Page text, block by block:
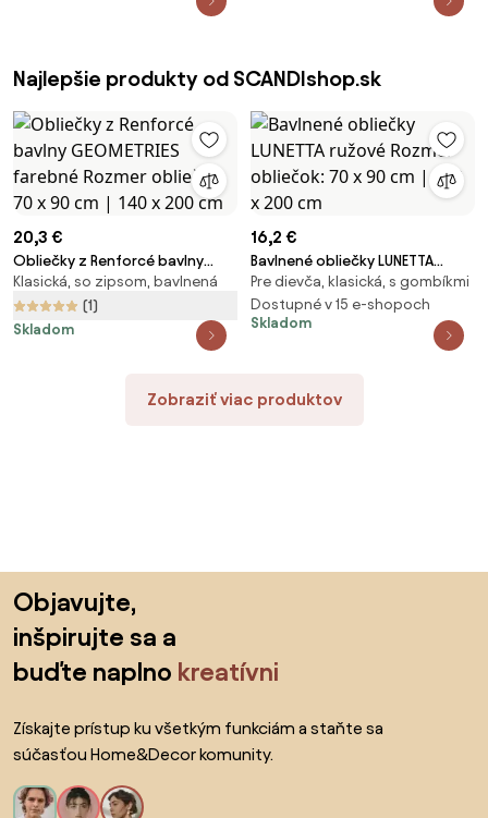
Najlepšie produkty od SCANDIshop.sk
20,3 €
Obliečky z Renforcé bavlny
GEOMETRIES farebné Rozmer
obliečok: 70 x 90 cm | 140 x 200
cm
Klasická, so zipsom, bavlnená
(1)
Skladom
16,2 €
Bavlnené obliečky LUNETTA
ružové Rozmer obliečok: 70 x
90 cm | 140 x 200 cm
Pre dievča, klasická, s gombíkmi
Dostupné v 15 e-shopoch
Skladom
Zobraziť viac produktov
Objavujte,
inšpirujte sa a
buďte naplno kreatívni
Získajte prístup ku všetkým funkciám a staňte sa
súčasťou Home&Decor komunity.